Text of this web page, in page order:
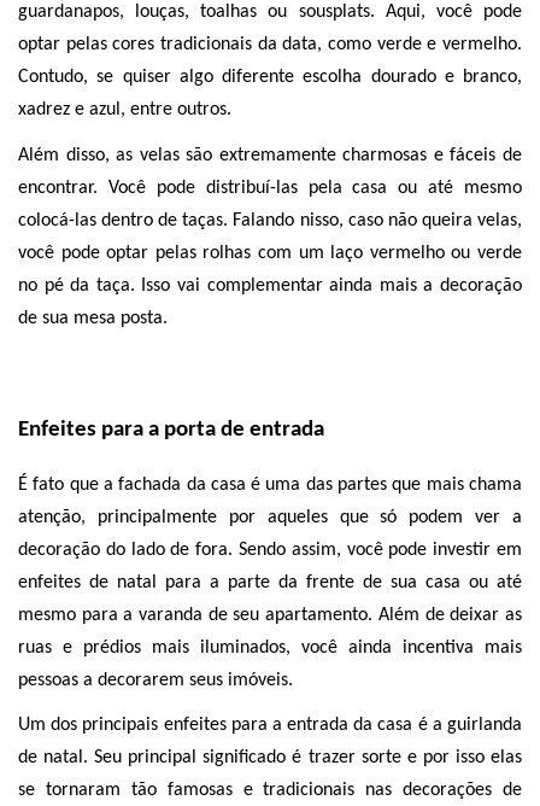
guardanapos, louças, toalhas ou sousplats. Aqui, você pode
optar pelas cores tradicionais da data, como verde e vermelho.
Contudo, se quiser algo diferente escolha dourado e branco,
xadrez e azul, entre outros.
Além disso, as velas são extremamente charmosas e fáceis de
encontrar. Você pode distribuí-las pela casa ou até mesmo
colocá-las dentro de taças. Falando nisso, caso não queira velas,
você pode optar pelas rolhas com um laço vermelho ou verde
no pé da taça. Isso vai complementar ainda mais a decoração
de sua mesa posta.
Enfeites para a porta de entrada
É fato que a fachada da casa é uma das partes que mais chama
atenção, principalmente por aqueles que só podem ver a
decoração do lado de fora. Sendo assim, você pode investir em
enfeites de natal para a parte da frente de sua casa ou até
mesmo para a varanda de seu apartamento. Além de deixar as
ruas e prédios mais iluminados, você ainda incentiva mais
pessoas a decorarem seus imóveis.
Um dos principais enfeites para a entrada da casa é a guirlanda
de natal. Seu principal significado é trazer sorte e por isso elas
se tornaram tão famosas e tradicionais nas decorações de